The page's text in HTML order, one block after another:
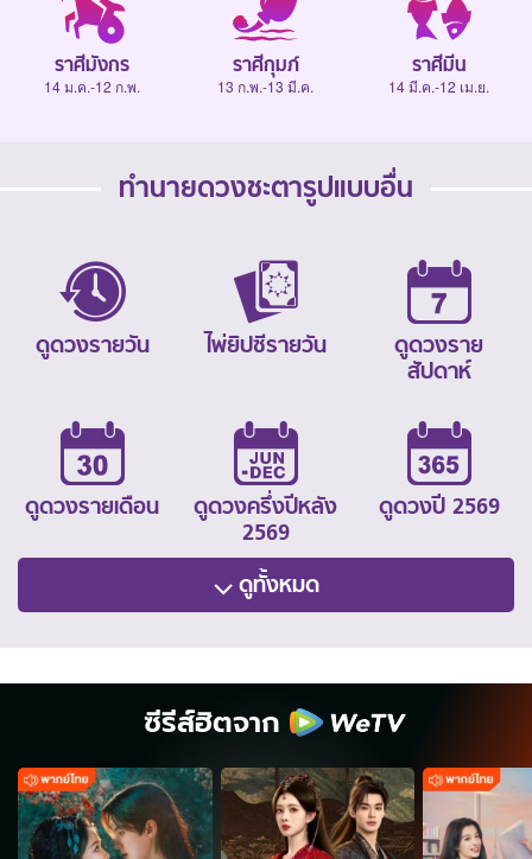
ราศีมังกร
14 ม.ค.-12 ก.พ.
ราศีกุมภ์
13 ก.พ.-13 มี.ค.
ราศีมีน
14 มี.ค.-12 เม.ย.
ทำนายดวงชะตารูปแบบอื่น
ดูดวงรายวัน ไพ่ยิปซีรายวัน
ดูดวงราย
สัปดาห์
ดูดวงรายเดือน
ดูดวงครึ่งปีหลัง
2569
ดูดวงปี 2569
ดูทั้งหมด
ซีรีส์ฮิตจาก